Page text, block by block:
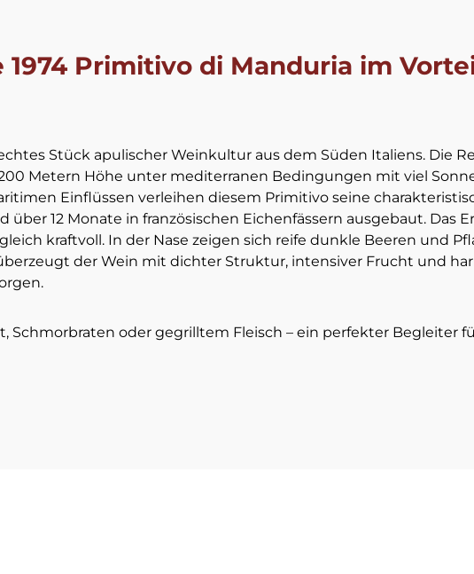
Primitivo di Manduria im
Stück apulischer Weinkultur aus dem Süden Italiens. Die
Metern Höhe unter mediterranen Bedingungen mit viel
Einflüssen verleihen diesem Primitivo seine
12 Monate in französischen Eichenfässern ausgebaut. Das
kraftvoll. In der Nase zeigen sich reife dunkle Beeren und
der Wein mit dichter Struktur, intensiver Frucht und
Schmorbraten oder gegrilltem Fleisch – ein perfekter Begleiter